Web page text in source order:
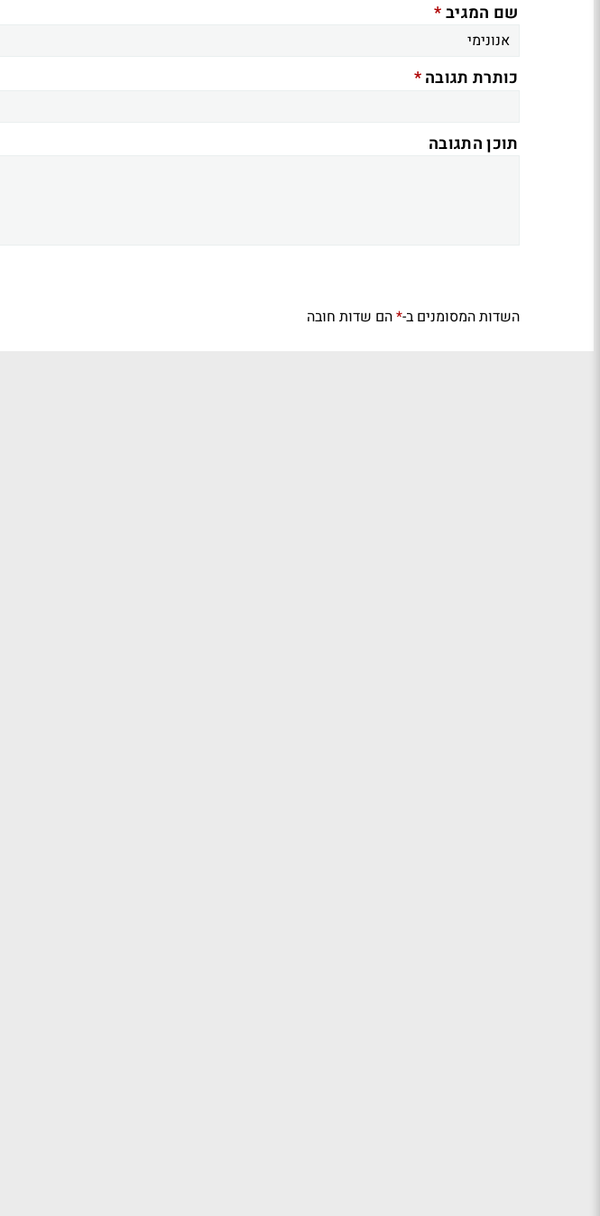
שם המגיב*
כותרת תגובה*
תוכן התגובה
השדות המסומנים ב-*הם שדות חובה